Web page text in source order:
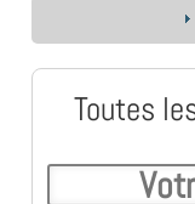
Toutes